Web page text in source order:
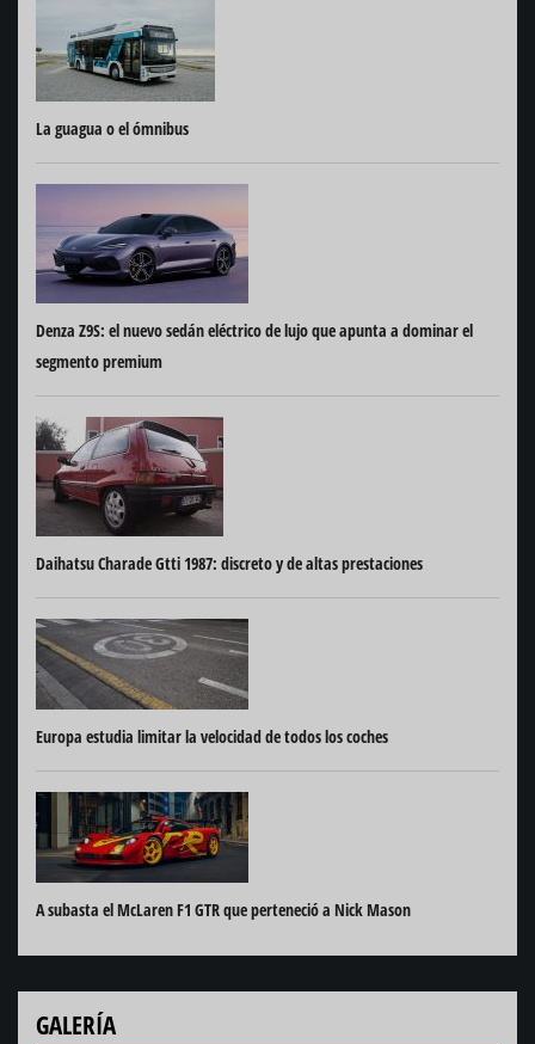
La guagua o el ómnibus
Denza Z9S: el nuevo sedán eléctrico de lujo que apunta a dominar el
segmento premium
Daihatsu Charade Gtti 1987: discreto y de altas prestaciones
Europa estudia limitar la velocidad de todos los coches
A subasta el McLaren F1 GTR que perteneció a Nick Mason
GALERÍA